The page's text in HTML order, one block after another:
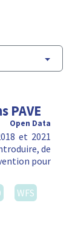
PAVE
Open Data
et 2021
de
pour
WFS